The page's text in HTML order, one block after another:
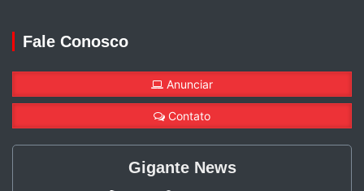
Fale Conosco
Anunciar
Contato
Gigante News